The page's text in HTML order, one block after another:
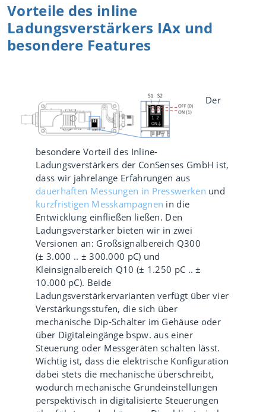
Vorteile des inline
Ladungsverstärkers IAx und
besondere Features
Der
besondere Vorteil des Inline-
Ladungsverstärkers der ConSenses GmbH ist,
dass wir jahrelange Erfahrungen aus
dauerhaften Messungen in Presswerken und
kurzfristigen Messkampagnen in die
Entwicklung einfließen ließen. Den
Ladungsverstärker bieten wir in zwei
Versionen an: Großsignalbereich Q300
(± 3.000 .. ± 300.000 pC) und
Kleinsignalbereich Q10 (± 1.250 pC .. ±
10.000 pC). Beide
Ladungsverstärkervarianten verfügt über vier
Verstärkungsstufen, die sich über
mechanische Dip-Schalter im Gehäuse oder
über Digitaleingänge bspw. aus einer
Steuerung oder Messgeräten schalten lässt.
Wichtig ist, dass die elektrische Konfiguration
dabei stets die mechanische überschreibt,
wodurch mechanische Grundeinstellungen
perspektivisch in digitalisierte Steuerungen